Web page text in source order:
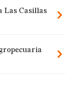
Las Casillas